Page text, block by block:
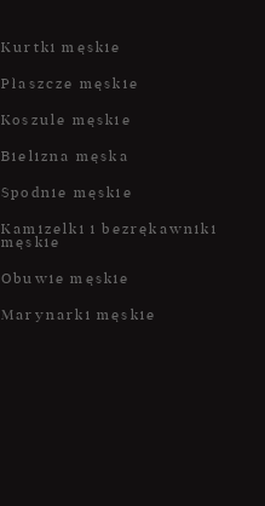
Kurtki męskie
Płaszcze męskie
Koszule męskie
Bielizna męska
Spodnie męskie
Kamizelki i bezrękawniki
męskie
Obuwie męskie
Marynarki męskie